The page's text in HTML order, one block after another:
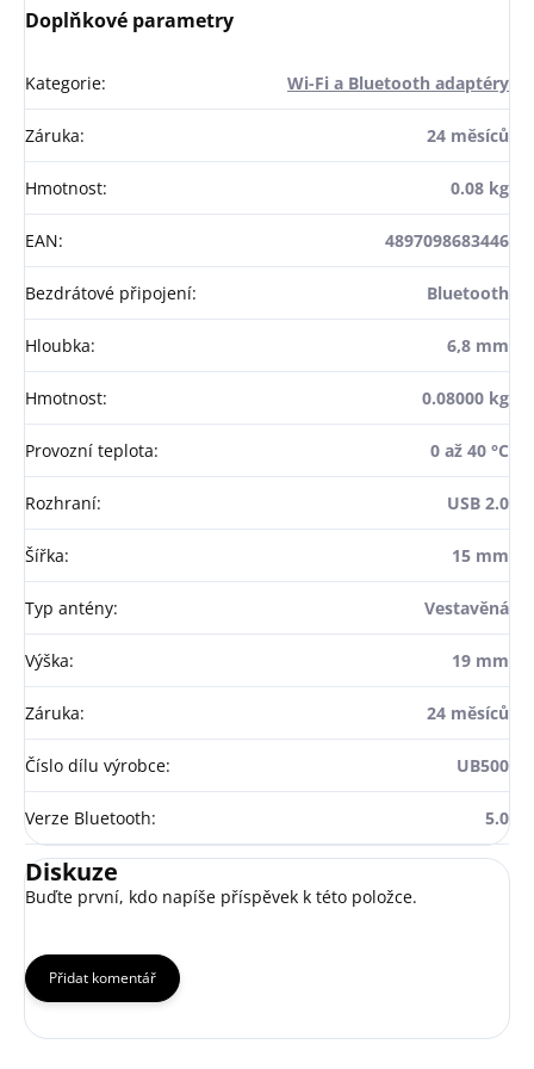
Doplňkové parametry
Kategorie: Wi-Fi a Bluetooth adaptéry
Záruka: 24 měsíců
Hmotnost: 0.08 kg
EAN: 4897098683446
Bezdrátové připojení: Bluetooth
Hloubka: 6,8 mm
Hmotnost: 0.08000 kg
Provozní teplota: 0 až 40 °C
Rozhraní: USB 2.0
Šířka: 15 mm
Typ antény: Vestavěná
Výška: 19 mm
Záruka: 24 měsíců
Číslo dílu výrobce: UB500
Verze Bluetooth: 5.0
Diskuze
Buďte první, kdo napíše příspěvek k této položce.
Přidat komentář